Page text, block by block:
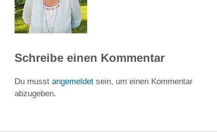
Schreibe einen Kommentar
Du musst angemeldet sein, um einen Kommentar
abzugeben.